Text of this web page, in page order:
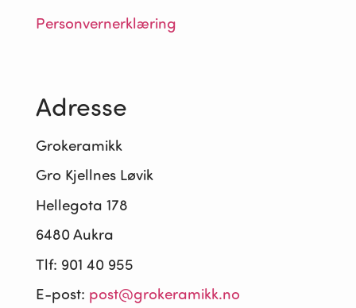
Personvernerklæring
Adresse
Grokeramikk
Gro Kjellnes Løvik
Hellegota 178
6480 Aukra
Tlf: 901 40 955
E-post: post@grokeramikk.no